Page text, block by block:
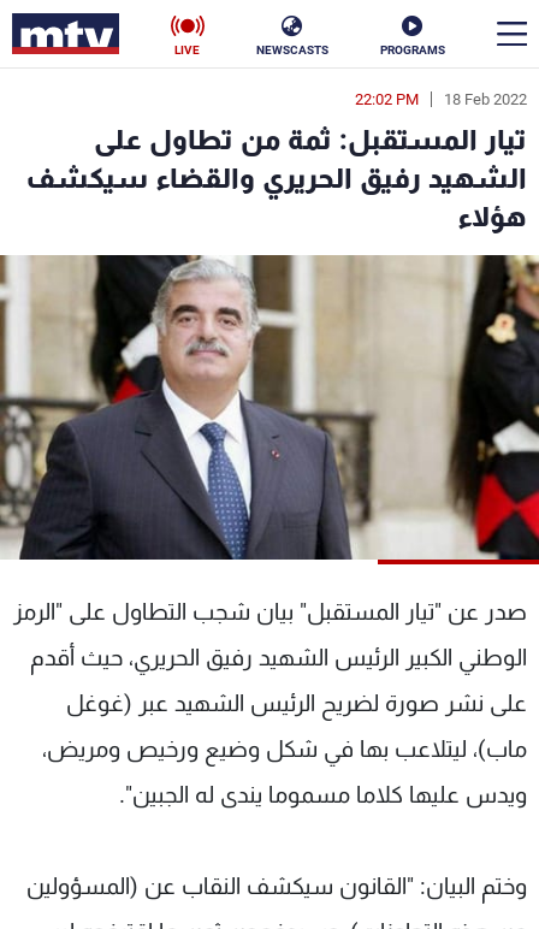
PROGRAMS
NEWSCASTS
LIVE
18 Feb 2022
22:02 PM
تيار المستقبل: ثمة من تطاول على
الشهيد رفيق الحريري والقضاء سيكشف
هؤلاء
صدر عن "تيار المستقبل" بيان شجب التطاول على "الرمز
الوطني الكبير الرئيس الشهيد رفيق الحريري، حيث أقدم
على نشر صورة لضريح الرئيس الشهيد عبر (غوغل
ماب)، ليتلاعب بها في شكل وضيع ورخيص ومريض،
ويدس عليها كلاما مسموما يندى له الجبين".
وختم البيان: "القانون سيكشف النقاب عن (المسؤولين
en
الأخبار
سياسة
إقتصاد فن
منوعات رياضة
كأس العالم
البرامج
جدول البرامج
شاهد البرامج
عن MTV
الإنـتـاج
وظائف
تواصل معنا
سياسة الخصوصية